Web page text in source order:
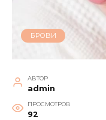
БРОВИ
АВТОР
admin
ПРОСМОТРОВ
92